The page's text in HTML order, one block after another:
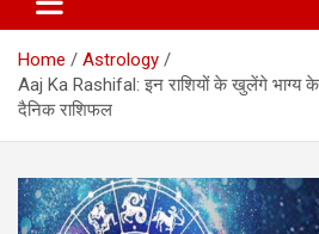
Home
Astrology
Aaj Ka Rashifal: इन राशियों के खुलेंगे भाग्य
दैनिक राशिफल